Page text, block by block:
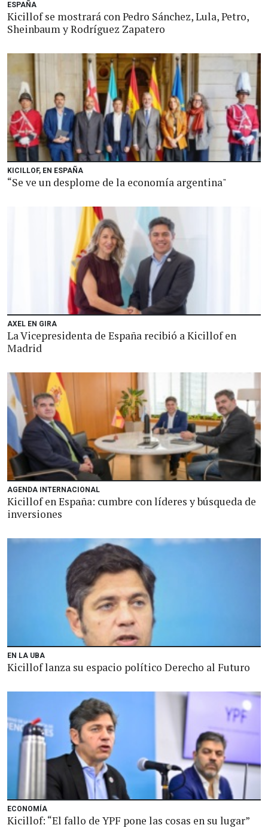
ESPAÑA
Kicillof se mostrará con Pedro Sánchez, Lula, Petro,
Sheinbaum y Rodríguez Zapatero
KICILLOF, EN ESPAÑA
“Se ve un desplome de la economía argentina"
AXEL EN GIRA
La Vicepresidenta de España recibió a Kicillof en
Madrid
AGENDA INTERNACIONAL
Kicillof en España: cumbre con líderes y búsqueda de
inversiones
EN LA UBA
Kicillof lanza su espacio político Derecho al Futuro
ECONOMÍA
Kicillof: “El fallo de YPF pone las cosas en su lugar”